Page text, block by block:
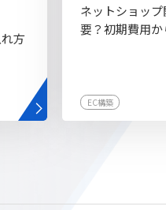
方
ネットショッ
要？初期費用
EC構築